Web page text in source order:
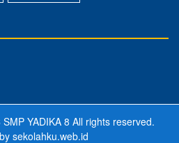
SMP YADIKA 8 All rights reserved.
sekolahku.web.id